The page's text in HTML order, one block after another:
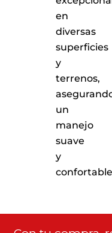
en
diversas
superficies
y
terrenos,
un
manejo
suave
y